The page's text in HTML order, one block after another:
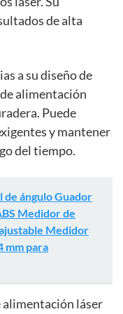
de alta
a su diseño de
alimentación
Puede
y mantener
del tiempo.
ángulo Guador
Medidor de
Medidor
mm para
láser